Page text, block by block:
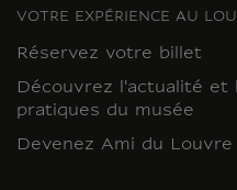
VOTRE EXPÉRIENCE AU
Réservez votre billet
Découvrez l'actualité et
pratiques du musée
Devenez Ami du Louvre